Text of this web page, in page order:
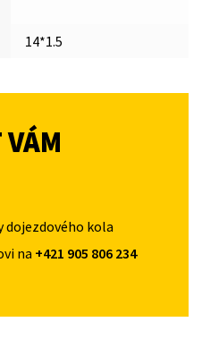
14*1.5
kola
na +421 905 806 234